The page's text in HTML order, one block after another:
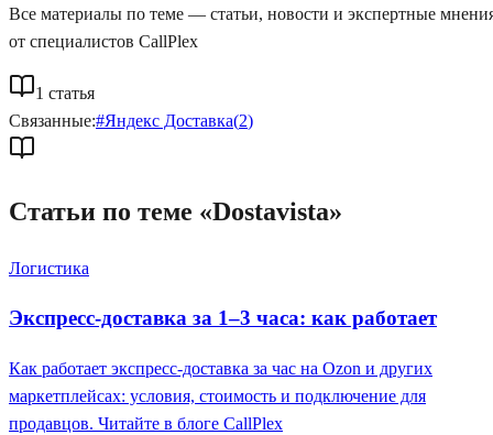
Все материалы по теме — статьи, новости и экспертные
от специалистов CallPlex
1 статья
Связанные:#Яндекс Доставка(2)
Статьи по теме «Dostavista»
Логистика
Экспресс-доставка за 1–3 часа: как работает
Как работает экспресс-доставка за час на Ozon и других
маркетплейсах: условия, стоимость и подключение для
продавцов. Читайте в блоге CallPlex